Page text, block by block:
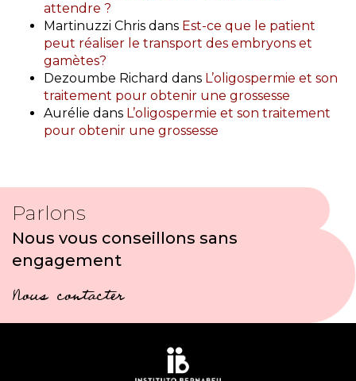
attendre ?
Martinuzzi Chris dans Est-ce que le patient
peut réaliser le transport des embryons et
gamètes?
Dezoumbe Richard dans L’oligospermie et son
traitement pour obtenir une grossesse
Aurélie dans L’oligospermie et son traitement
pour obtenir une grossesse
Parlons
Nous vous conseillons sans
engagement
Nous contacter